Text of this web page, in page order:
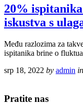
20%
iskustva s
Među razlozima za
ispitanika brine o
srp 18, 2022 by admin in
Pratite nas